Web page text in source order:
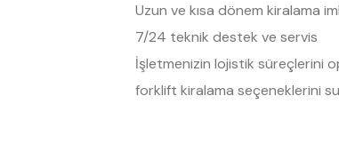
Uzun ve kısa dönem kiralama
7/24 teknik destek ve servis
İşletmenizin lojistik süreçlerini
forklift kiralama seçeneklerini